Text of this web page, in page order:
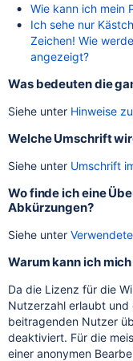
Wie kann ich mein
Ich sehe nur
Zeichen! Wie
angezeigt?
Was bedeuten die
Siehe unter Hinweise
Welche Umschrift
Siehe unter Umschrift
Wo finde ich eine
Abkürzungen?
Siehe unter
Warum kann ich
Da die Lizenz für die
Nutzerzahl erlaubt
beitragenden Nutzer
deaktiviert. Für die
einer anonymen